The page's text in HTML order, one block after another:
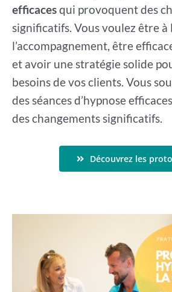
efficacesqui provoquent des
significatifs. Vous voulez être à
l’accompagnement, être
et avoir une stratégie solide
besoins de vos clients. Vous
des séances d’hypnose
des changements significatifs.
Découvrez les